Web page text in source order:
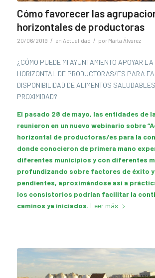
Cómo favorecer las
horizontales de productoras
20/06/2019 / en Actualidad / por Marta Álvarez
¿CÓMO PUEDE MI AYUNTAMIENTO APOYAR
HORIZONTAL DE PRODUCTORAS/ES PARA
DISPONIBILIDAD DE ALIMENTOS
PROXIMIDAD?
El pasado 28 de mayo, las entidades de
reunieron en un nuevo webinario sobre
horizontal de productoras/es para la
donde conocieron de primera mano
diferentes municipios y con diferentes
profundizando sobre factores de éxito
pendientes, aproximándose así a
los consistorios podrían facilitar la
caminos ya iniciados. Leer más